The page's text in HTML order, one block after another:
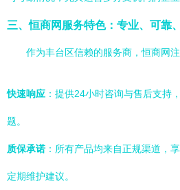
三、恒商网服务特色：专业、可靠
作为丰台区信赖的服务商，恒商网
快速响应 ：提供24小时咨询与售后支持
题。
质保承诺 ：所有产品均来自正规渠道，
定期维护建议。